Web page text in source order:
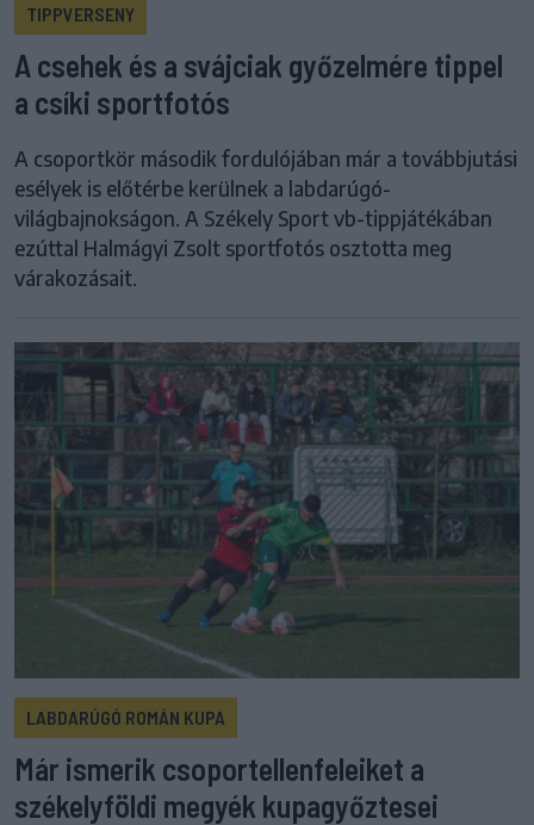
TIPPVERSENY
A csehek és a svájciak győzelmére tippel
a csíki sportfotós
A csoportkör második fordulójában már a továbbjutási
esélyek is előtérbe kerülnek a labdarúgó-
világbajnokságon. A Székely Sport vb-tippjátékában
ezúttal Halmágyi Zsolt sportfotós osztotta meg
várakozásait.
LABDARÚGÓ ROMÁN KUPA
Már ismerik csoportellenfeleiket a
székelyföldi megyék kupagyőztesei